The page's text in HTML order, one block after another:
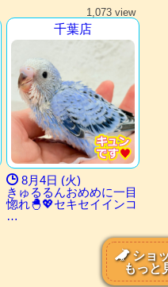
1,073 view
千葉店
8月4日 (火)
きゅるるんおめめに一目
惚れ🐣💖セキセイインコ
…
ショ
もっと